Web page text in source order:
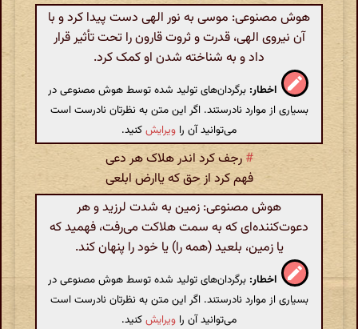
هوش مصنوعی: موسی به نور الهی دست پیدا کرد و با
آن نیروی الهی، قدرت و ثروت قارون را تحت تأثیر قرار
داد و به شناخته شدن او کمک کرد.
اخطار: برگردان‌های تولید شده توسط هوش مصنوعی در
بسیاری از موارد نادرستند. اگر این متن به نظرتان نادرست است
می‌توانید آن را ویرایشکنید.
# رجف کرد اندر هلاک هر دعی
فهم کرد از حق که یاارض ابلعی
هوش مصنوعی: زمین به شدت لرزید و هر
دعوت‌کننده‌ای که به سمت هلاکت می‌رفت، فهمید که
یا زمین، بلعید (همه را) یا خود را پنهان کند.
اخطار: برگردان‌های تولید شده توسط هوش مصنوعی در
بسیاری از موارد نادرستند. اگر این متن به نظرتان نادرست است
می‌توانید آن را ویرایشکنید.